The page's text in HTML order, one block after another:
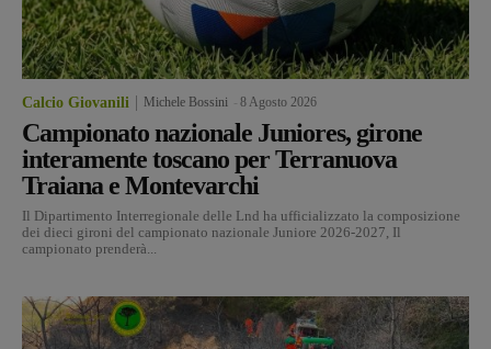
Calcio Giovanili Michele Bossini 8 Agosto 2026
Campionato nazionale Juniores, girone
interamente toscano per Terranuova
Traiana e Montevarchi
Il Dipartimento Interregionale delle Lnd ha ufficializzato la composizione
dei dieci gironi del campionato nazionale Juniore 2026-2027, Il
campionato prenderà...